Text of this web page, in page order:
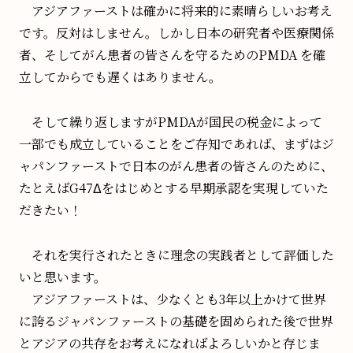
アジアファーストは確かに将来的に素晴らしいお考え
です。反対はしません。しかし日本の研究者や医療関係
者、そしてがん患者の皆さんを守るためのPMDA を確
立してからでも遅くはありません。
そして繰り返しますがPMDAが国民の税金によって
一部でも成立していることをご存知であれば、まずはジ
ャパンファーストで日本のがん患者の皆さんのために、
たとえばG47Δをはじめとする早期承認を実現していた
だきたい！
それを実行されたときに理念の実践者として評価した
いと思います。
アジアファーストは、少なくとも3年以上かけて世界
に誇るジャパンファーストの基礎を固められた後で世界
とアジアの共存をお考えになればよろしいかと存じま